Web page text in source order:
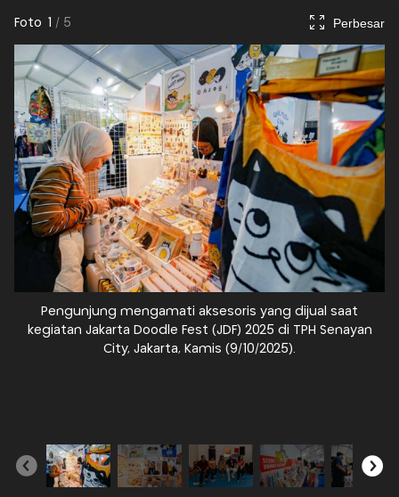
Foto 1 / 5 Perbesar
Pengunjung mengamati aksesoris yang dijual saat
kegiatan Jakarta Doodle Fest (JDF) 2025 di TPH Senayan
City, Jakarta, Kamis (9/10/2025).